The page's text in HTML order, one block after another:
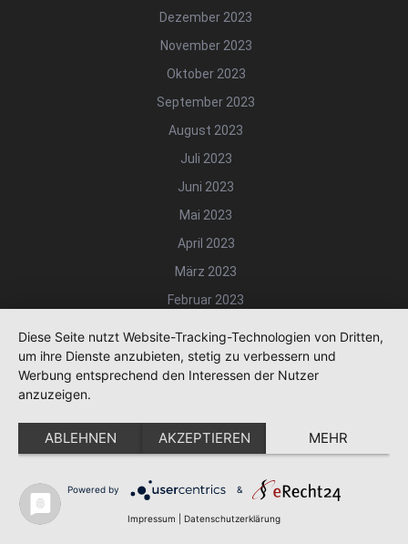
Dezember 2023
November 2023
Oktober 2023
September 2023
August 2023
Juli 2023
Juni 2023
Mai 2023
April 2023
März 2023
Februar 2023
Dezember 2022
Oktober 2022
Juli 2022
Mai 2022
April 2022
Diese Seite nutzt Website-Tracking-Technologien von Dritten,
um ihre Dienste anzubieten, stetig zu verbessern und
Werbung entsprechend den Interessen der Nutzer
anzuzeigen.
ABLEHNEN AKZEPTIEREN MEHR
Powered by &
Impressum Datenschutzerklärung